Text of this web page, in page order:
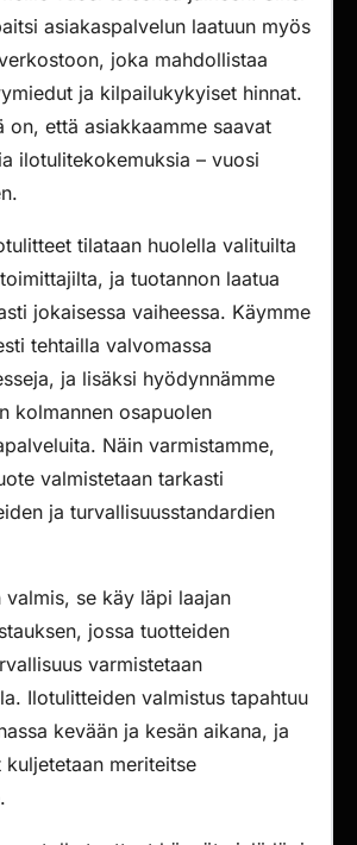
asiakaspalvelun laatuun myös
joka mahdollistaa
ja kilpailukykyiset hinnat.
on, että asiakkaamme saavat
ilotulitekokemuksia – vuosi
tilataan huolella valituilta
ja tuotannon laatua
jokaisessa vaiheessa. Käymme
tehtailla valvomassa
ja lisäksi hyödynnämme
kolmannen osapuolen
Näin varmistamme,
valmistetaan tarkasti
ja turvallisuusstandardien
valmis, se käy läpi laajan
jossa tuotteiden
varmistetaan
Ilotulitteiden valmistus tapahtuu
kevään ja kesän aikana, ja
meriteitse